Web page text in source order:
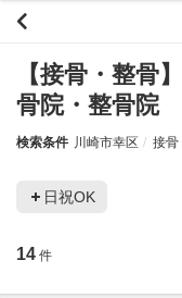
【接骨・整骨
骨院・整骨院
検索条件 川崎市幸区 接骨
日祝OK
14 件